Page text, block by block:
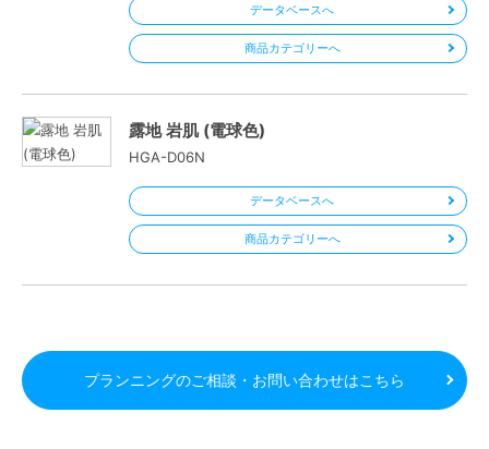
データベースへ
商品カテゴリーへ
露地 岩肌 (電球色)
HGA-D06N
データベースへ
商品カテゴリーへ
プランニングのご相談・お問い合わせはこちら